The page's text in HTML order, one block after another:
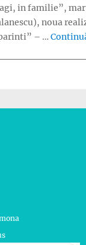
in familie”,
noua
– …